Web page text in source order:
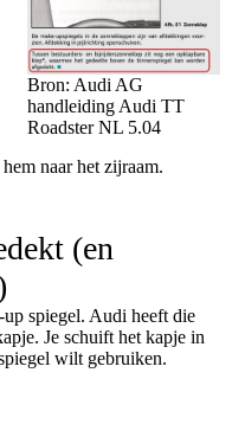
Bron: Audi AG
handleiding Audi TT
Roadster NL 5.04
naar het zijraam.
(en
spiegel. Audi heeft die
Je schuift het kapje in
wilt gebruiken.